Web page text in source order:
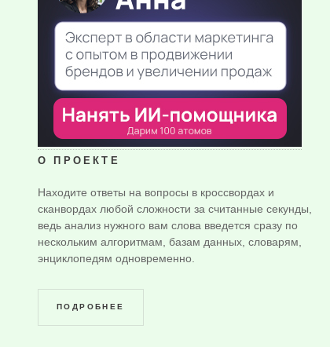
О ПРОЕКТЕ
Находите ответы на вопросы в кроссвордах и
сканвордах любой сложности за считанные секунды,
ведь анализ нужного вам слова введется сразу по
нескольким алгоритмам, базам данных, словарям,
энциклопедям одновременно.
ПОДРОБНЕЕ